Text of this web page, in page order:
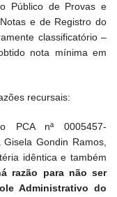
Público de Provas e
e de Registro do
classificatório –
nota mínima em
recursais:
PCA nª 0005457-
Gondin Ramos,
idêntica e também
razão para não ser
Administrativo do